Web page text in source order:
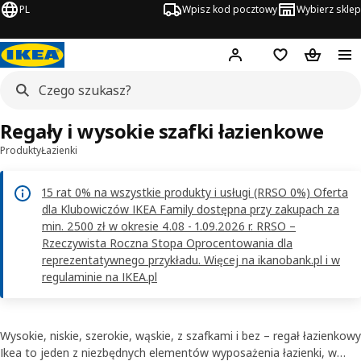
PL Wpisz kod pocztowy Wybierz sklep
Hej! Zaloguj się
Lista zakupowa
Koszyk
ProduktyŁazienki
15 rat 0% na wszystkie produkty i usługi (RRSO 0%) Oferta
dla Klubowiczów IKEA Family dostępna przy zakupach za
min. 2500 zł w okresie 4.08 - 1.09.2026 r. RRSO –
Rzeczywista Roczna Stopa Oprocentowania dla
reprezentatywnego przykładu. Więcej na ikanobank.pl i w
regulaminie na IKEA.pl
Regały i wysokie szafki łazienkowe
Wysokie, niskie, szerokie, wąskie, z szafkami i bez – regał łazienkowy
Ikea to jeden z niezbędnych elementów wyposażenia łazienki, w